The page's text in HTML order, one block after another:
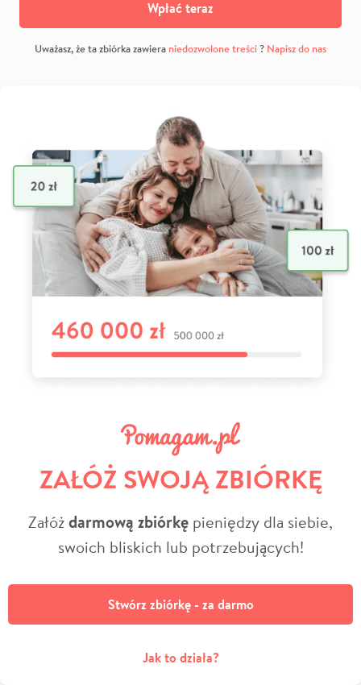
Wpłać teraz
Uważasz, że ta zbiórka zawiera niedozwolone treści? Napisz do nas
ZAŁÓŻ SWOJĄ ZBIÓRKĘ
Załóżdarmową zbiórkę pieniędzy dla siebie,
swoich bliskich lub potrzebujących!
Stwórz zbiórkę - za darmo
Jak to działa?